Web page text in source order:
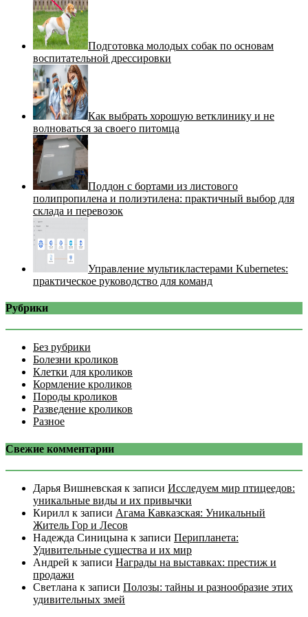
Подготовка молодых собак по основам
воспитательной дрессировки
Как выбрать хорошую ветклинику и не
волноваться за своего питомца
Поддон с бортами из листового
полипропилена и полиэтилена: практичный выбор для
склада и перевозок
Управление мультикластерами Kubernetes:
практическое руководство для команд
Рубрики
Без рубрики
Болезни кроликов
Клетки для кроликов
Кормление кроликов
Породы кроликов
Разведение кроликов
Разное
Свежие комментарии
Дарья Вишневская к записи Исследуем мир птицеедов:
уникальные виды и их привычки
Кирилл к записи Агама Кавказская: Уникальный
Житель Гор и Лесов
Надежда Синицына к записи Перипланета:
Удивительные существа и их мир
Андрей к записи Награды на выставках: престиж и
продажи
Светлана к записи Полозы: тайны и разнообразие этих
удивительных змей